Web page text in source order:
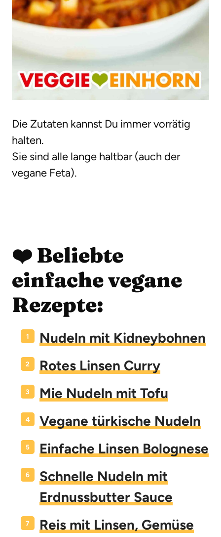
Die Zutaten kannst Du immer vorrätig
halten.
Sie sind alle lange haltbar (auch der
vegane Feta).
❤️ Beliebte
einfache vegane
Rezepte:
Nudeln mit Kidneybohnen
Rotes Linsen Curry
Mie Nudeln mit Tofu
Vegane türkische Nudeln
Einfache Linsen Bolognese
Schnelle Nudeln mit
Erdnussbutter Sauce
Reis mit Linsen, Gemüse